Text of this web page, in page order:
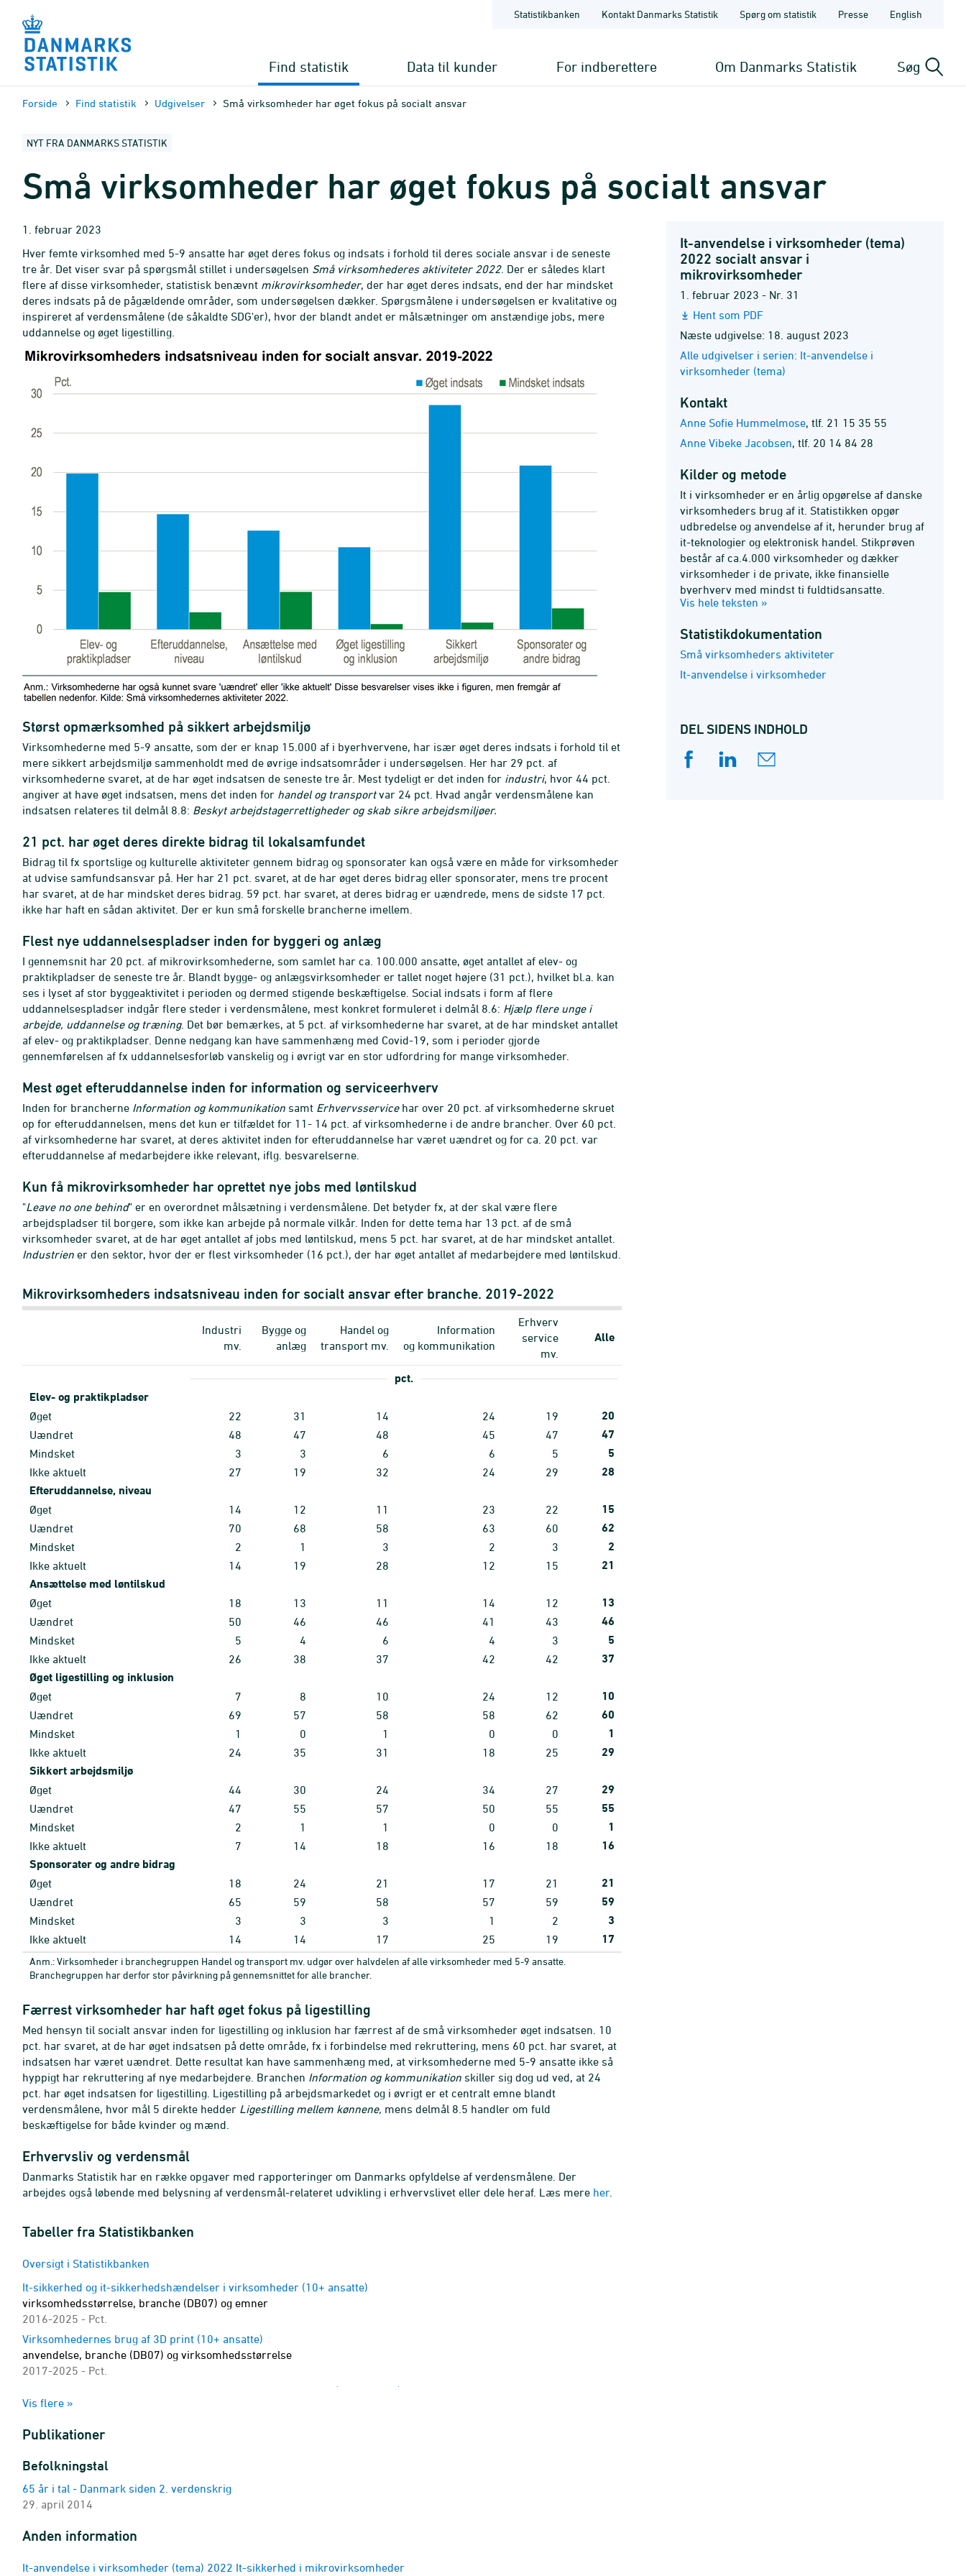
sidens
indhold
Statistikbanken Kontakt Danmarks Statistik Spørg om statistik Presse English
Find statistik Data til kunder For indberettere Om Danmarks Statistik Søg
Forside Find statistik Udgivelser Små virksomheder har øget fokus på socialt ansvar
NYT FRA DANMARKS STATISTIK
Små virksomheder har øget fokus på socialt ansvar
1. februar 2023
Hver femte virksomhed med 5-9 ansatte har øget deres fokus og indsats i forhold til deres sociale ansvar i de seneste
tre år. Det viser svar på spørgsmål stillet i undersøgelsen Små virksomhederes aktiviteter 2022. Der er således klart
flere af disse virksomheder, statistisk benævnt mikrovirksomheder, der har øget deres indsats, end der har mindsket
deres indsats på de pågældende områder, som undersøgelsen dækker. Spørgsmålene i undersøgelsen er kvalitative og
inspireret af verdensmålene (de såkaldte SDG'er), hvor der blandt andet er målsætninger om anstændige jobs, mere
uddannelse og øget ligestilling.
Størst opmærksomhed på sikkert arbejdsmiljø
Virksomhederne med 5-9 ansatte, som der er knap 15.000 af i byerhvervene, har især øget deres indsats i forhold til et
mere sikkert arbejdsmiljø sammenholdt med de øvrige indsatsområder i undersøgelsen. Her har 29 pct. af
virksomhederne svaret, at de har øget indsatsen de seneste tre år. Mest tydeligt er det inden for industri, hvor 44 pct.
angiver at have øget indsatsen, mens det inden for handel og transportvar 24 pct. Hvad angår verdensmålene kan
indsatsen relateres til delmål 8.8: Beskyt arbejdstagerrettigheder og skab sikre arbejdsmiljøer.
21 pct. har øget deres direkte bidrag til lokalsamfundet
Bidrag til fx sportslige og kulturelle aktiviteter gennem bidrag og sponsorater kan også være en måde for virksomheder
at udvise samfundsansvar på. Her har 21 pct. svaret, at de har øget deres bidrag eller sponsorater, mens tre procent
har svaret, at de har mindsket deres bidrag. 59 pct. har svaret, at deres bidrag er uændrede, mens de sidste 17 pct.
ikke har haft en sådan aktivitet. Der er kun små forskelle brancherne imellem.
Flest nye uddannelsespladser inden for byggeri og anlæg
I gennemsnit har 20 pct. af mikrovirksomhederne, som samlet har ca. 100.000 ansatte, øget antallet af elev- og
praktikpladser de seneste tre år. Blandt bygge- og anlægsvirksomheder er tallet noget højere (31 pct.), hvilket bl.a. kan
ses i lyset af stor byggeaktivitet i perioden og dermed stigende beskæftigelse. Social indsats i form af flere
uddannelsespladser indgår flere steder i verdensmålene, mest konkret formuleret i delmål 8.6: Hjælp flere unge i
arbejde, uddannelse og træning. Det bør bemærkes, at 5 pct. af virksomhederne har svaret, at de har mindsket antallet
af elev- og praktikpladser. Denne nedgang kan have sammenhæng med Covid-19, som i perioder gjorde
gennemførelsen af fx uddannelsesforløb vanskelig og i øvrigt var en stor udfordring for mange virksomheder.
Mest øget efteruddannelse inden for information og serviceerhverv
Inden for brancherne Information og kommunikation samt Erhvervsservicehar over 20 pct. af virksomhederne skruet
op for efteruddannelsen, mens det kun er tilfældet for 11- 14 pct. af virksomhederne i de andre brancher. Over 60 pct.
af virksomhederne har svaret, at deres aktivitet inden for efteruddannelse har været uændret og for ca. 20 pct. var
efteruddannelse af medarbejdere ikke relevant, iflg. besvarelserne.
Kun få mikrovirksomheder har oprettet nye jobs med løntilskud
"Leave no one behind" er en overordnet målsætning i verdensmålene. Det betyder fx, at der skal være flere
arbejdspladser til borgere, som ikke kan arbejde på normale vilkår. Inden for dette tema har 13 pct. af de små
virksomheder svaret, at de har øget antallet af jobs med løntilskud, mens 5 pct. har svaret, at de har mindsket antallet.
Industrien er den sektor, hvor der er flest virksomheder (16 pct.), der har øget antallet af medarbejdere med løntilskud.
Mikrovirksomheders indsatsniveau inden for socialt ansvar efter branche. 2019-2022
Industri
mv.
Bygge og
anlæg
Handel og
transport mv.
Information
og kommunikation
Erhverv
service
mv.
Alle
pct.
Elev- og praktikpladser
Øget 22 31 14 24 19 20
Uændret 48 47 48 45 47 47
Mindsket 3 3 6 6 5 5
Ikke aktuelt 27 19 32 24 29
28
Efteruddannelse, niveau
Øget 14 12 11 23 22 15
Uændret 70 68 58 63 60 62
Mindsket 2 1 3 2 3 2
Ikke aktuelt 14 19 28 12 15
21
Ansættelse med løntilskud
Øget 18 13 11 14 12 13
Uændret 50 46 46 41 43 46
Mindsket 5 4 6 4 3 5
Ikke aktuelt 26 38 37 42 42
37
Øget ligestilling og inklusion
Øget 7 8 10 24 12 10
Uændret 69 57 58 58 62 60
Mindsket 1 0 1 0 0 1
Ikke aktuelt 24 35 31 18 25
29
Sikkert arbejdsmiljø
Øget 44 30 24 34 27 29
Uændret 47 55 57 50 55 55
Mindsket 2 1 1 0 0 1
Ikke aktuelt 7 14 18 16 18
16
Sponsorater og andre bidrag
Øget 18 24 21 17 21 21
Uændret 65 59 58 57 59 59
Mindsket 3 3 3 1 2 3
Ikke aktuelt 14 14 17 25 19 17
Anm.: Virksomheder i branchegruppen Handel og transport mv. udgør over halvdelen af alle virksomheder med 5-9 ansatte.
Branchegruppen har derfor stor påvirkning på gennemsnittet for alle brancher.
Færrest virksomheder har haft øget fokus på ligestilling
Med hensyn til socialt ansvar inden for ligestilling og inklusion har færrest af de små virksomheder øget indsatsen. 10
pct. har svaret, at de har øget indsatsen på dette område, fx i forbindelse med rekruttering, mens 60 pct. har svaret, at
indsatsen har været uændret. Dette resultat kan have sammenhæng med, at virksomhederne med 5-9 ansatte ikke så
hyppigt har rekruttering af nye medarbejdere. Branchen Information og kommunikation skiller sig dog ud ved, at 24
pct. har øget indsatsen for ligestilling. Ligestilling på arbejdsmarkedet og i øvrigt er et centralt emne blandt
verdensmålene, hvor mål 5 direkte hedder Ligestilling mellem kønnene, mens delmål 8.5 handler om fuld
beskæftigelse for både kvinder og mænd.
Erhvervsliv og verdensmål
Danmarks Statistik har en række opgaver med rapporteringer om Danmarks opfyldelse af verdensmålene. Der
arbejdes også løbende med belysning af verdensmål-relateret udvikling i erhvervslivet eller dele heraf. Læs mere her.
It-anvendelse i virksomheder (tema)
2022 socialt ansvar i
mikrovirksomheder
1. februar 2023 - Nr. 31
Hent som PDF
Næste udgivelse: 18. august 2023
Alle udgivelser i serien: It-anvendelse i
virksomheder (tema)
Kontakt
Anne Sofie Hummelmose, tlf. 21 15 35 55
Anne Vibeke Jacobsen, tlf. 20 14 84 28
Kilder og metode
It i virksomheder er en årlig opgørelse af danske
virksomheders brug af it. Statistikken opgør
udbredelse og anvendelse af it, herunder brug af
it-teknologier og elektronisk handel. Stikprøven
består af ca.4.000 virksomheder og dækker
virksomheder i de private, ikke finansielle
byerhverv med mindst ti fuldtidsansatte.
Vis hele teksten »
Statistik­dokumentation
Små virksomheders aktiviteter
It-anvendelse i virksomheder
DEL SIDENS INDHOLD
Tabeller fra Statistikbanken
Oversigt i Statistikbanken
It-sikkerhed og it-sikkerhedshændelser i virksomheder (10+ ansatte)
virksomhedsstørrelse, branche (DB07) og emner
2016-2025 - Pct.
Virksomhedernes brug af 3D print (10+ ansatte)
anvendelse, branche (DB07) og virksomhedsstørrelse
2017-2025 - Pct.
Virksomhedernes brug af robotteknologi og kunstig intelligens (10+ ansatte)
anvendelse, branche (DB07) og virksomhedsstørrelse
Virksomhedernes brug af informationsdeling og fakturering (10+ ansatte)
aktivitet, branche (DB07) og virksomhedsstørrelse
2008-2025 - Pct.
Andel af virksomheder med e-handel (10+ ansatte)
virksomhedsstørrelse, branche (DB07) og emner
virksomhedsstørrelse, branche (DB07) og emner
Vis flere »
Publikationer
Befolkningstal
65 år i tal - Danmark siden 2. verdenskrig
29. april 2014
Anden information
It-anvendelse i virksomheder (tema) 2022 It-sikkerhed i mikrovirksomheder